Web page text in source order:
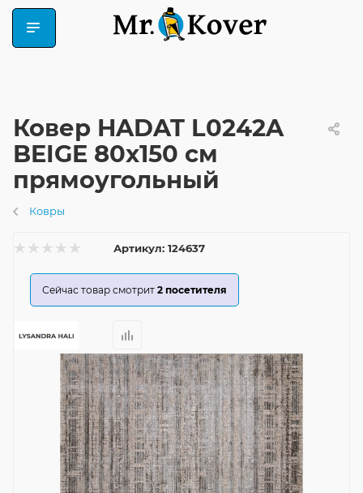
Ковер HADAT L0242A
BEIGE 80x150 см
прямоугольный
Ковры
Артикул: 124637
Сейчас товар смотрит 2 посетителя